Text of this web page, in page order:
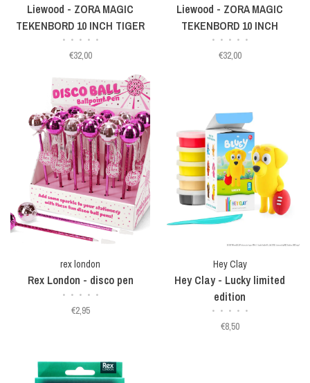
Liewood - ZORA MAGIC
TEKENBORD 10 INCH TIGER
• • • • •
€32,00
Liewood - ZORA MAGIC
TEKENBORD 10 INCH
SWEETHEARTS
• • • • •
€32,00
rex london
Rex London - disco pen
• • • • •
€2,95
Hey Clay
Hey Clay - Lucky limited
edition
• • • • •
€8,50